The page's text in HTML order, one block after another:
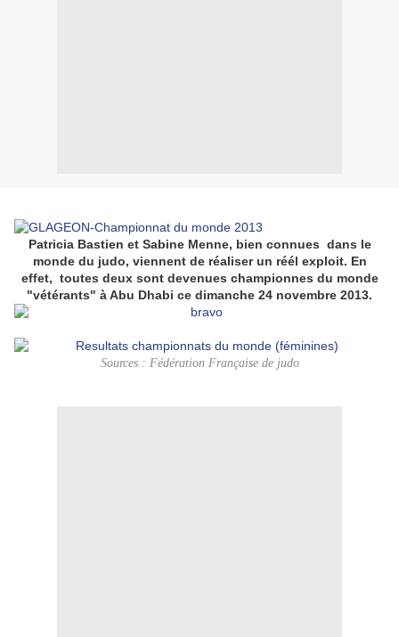
Patricia Bastien et Sabine Menne, bien connues dans le
monde du judo, viennent de réaliser un réél exploit. En
effet, toutes deux sont devenues championnes du monde
"vétérants" à Abu Dhabi ce dimanche 24 novembre 2013.
Sources : Fédération Française de judo